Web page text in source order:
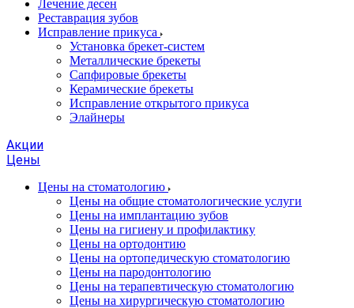
Лечение десен
Реставрация зубов
Исправление прикуса
Установка брекет-систем
Металлические брекеты
Сапфировые брекеты
Керамические брекеты
Исправление открытого прикуса
Элайнеры
Акции
Цены
Цены на стоматологию
Цены на общие стоматологические услуги
Цены на имплантацию зубов
Цены на гигиену и профилактику
Цены на ортодонтию
Цены на ортопедическую стоматологию
Цены на пародонтологию
Цены на терапевтическую стоматологию
Цены на хирургическую стоматологию